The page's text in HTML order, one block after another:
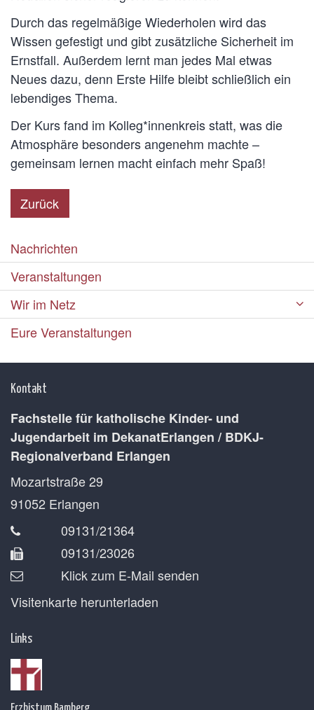
Durch das regelmäßige Wiederholen wird das
Wissen gefestigt und gibt zusätzliche Sicherheit im
Ernstfall. Außerdem lernt man jedes Mal etwas
Neues dazu, denn Erste Hilfe bleibt schließlich ein
lebendiges Thema.
Der Kurs fand im Kolleg*innenkreis statt, was die
Atmosphäre besonders angenehm machte –
gemeinsam lernen macht einfach mehr Spaß!
Zurück
Nachrichten
Veranstaltungen
Wir im Netz
Eure Veranstaltungen
Kontakt
Fachstelle für katholische Kinder- und
Jugendarbeit im DekanatErlangen / BDKJ-
Regionalverband Erlangen
Mozartstraße 29
91052 Erlangen
09131/21364
09131/23026
Klick zum E-Mail senden
Visitenkarte herunterladen
Links
Erzbistum Bamberg